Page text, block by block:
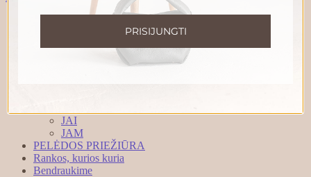
DOVANŲ KUPONAI
Parduotuvė
TURIME STUDIJOJE!
JAI
JAM
PELĖDOS PRIEŽIŪRA
Rankos, kurios kuria
Bendraukime
PRISIJUNGTI